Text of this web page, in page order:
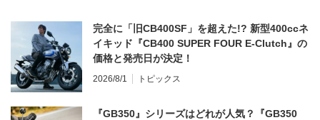
完全に「旧CB400SF」を超えた!? 新型400ccネ
イキッド『CB400 SUPER FOUR E-Clutch』の
価格と発売日が決定！
2026/8/1 トピックス
『GB350』シリーズはどれが人気？『GB350